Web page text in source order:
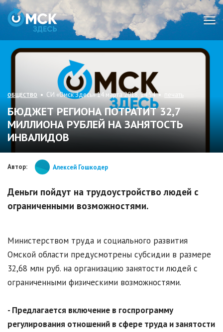
ОБЩЕСТВО • СИ «Омск Здесь» 14 марта 2018, 14:54 • печать
БЮДЖЕТ РЕГИОНА ПОТРАТИТ 32,7
МИЛЛИОНА РУБЛЕЙ НА ЗАНЯТОСТЬ
ИНВАЛИДОВ
Автор: Алексей Гошкодер
Деньги пойдут на трудоустройство людей с
ограниченными возможностями.
Министерством труда и социального развития
Омской области предусмотрены субсидии в размере
32,68 млн руб. на организацию занятости людей с
ограниченными физическими возможностями.
- Предлагается включение в госпрограмму
регулирования отношений в сфере труда и занятости